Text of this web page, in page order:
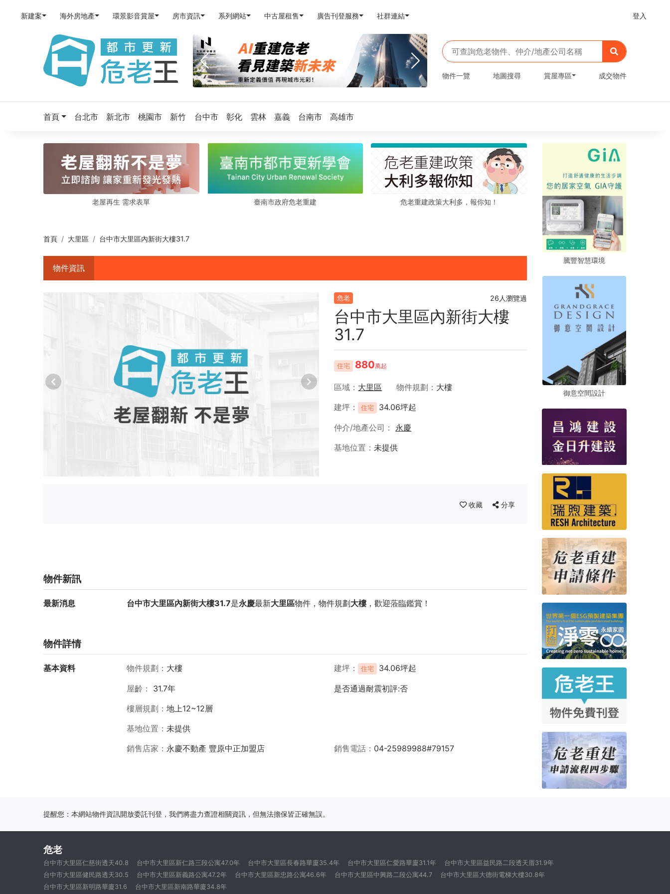
新建案 海外房地產 環景影音賞屋 房市資訊 系列網站 中古屋租售 廣告刊登服務 社群連結 登入
物件一覽 地圖搜尋 賞屋專區 成交物件
首頁 台北市 新北市 桃園市 新竹 台中市 彰化 雲林 嘉義 台南市 高雄市
老屋再生 需求表單 臺南市政府危老重建 危老重建政策大利多，報你知！
首頁 大里區 台中市大里區內新街大樓31.7
物件資訊
危老 26人瀏覽過
台中市大里區內新街大樓
31.7
住宅 880萬起
區域 大里區 物件規劃
大樓
建坪
住宅 34.06坪起
仲介/地產公司
永慶
基地位置
未提供
收藏 分享
物件新訊
最新消息 台中市大里區內新街大樓31.7是永慶最新大里區物件，物件規劃大樓，歡迎蒞臨鑑賞！
物件詳情
基本資料 物件規劃 大樓 建坪 住宅 34.06坪起
屋齡 31.7年
是否通過耐震初評:否
樓層規劃
地上12~12層
基地位置
未提供
銷售店家
永慶不動產 豐原中正加盟店 銷售電話 04-25989988#79157
騰豐智慧環境
騰豐智慧環境
騰豐智慧環境
御意空間設計
御意空間設計
御意空間設計
提醒您：本網站物件資訊開放委託刊登，我們將盡力查證相關資訊，但無法擔保皆正確無誤。
危老
台中市大里區仁慈街透天40.8 台中市大里區新仁路三段公寓47.0年 台中市大里區長春路華廈35.4年 台中市大里區仁愛路華廈31.1年
台中市大里區益民路二段透天厝31.9年
台中市大里區健民路透天30.5
台中市大里區新義路公寓47.2年 台中市大里區新忠路公寓46.6年 台中市大里區中興路二段公寓44.7
台中市大里區大德街電梯大樓30.8年
台中市大里區新明路華廈31.6
台中市大里區新南路華廈34.8年